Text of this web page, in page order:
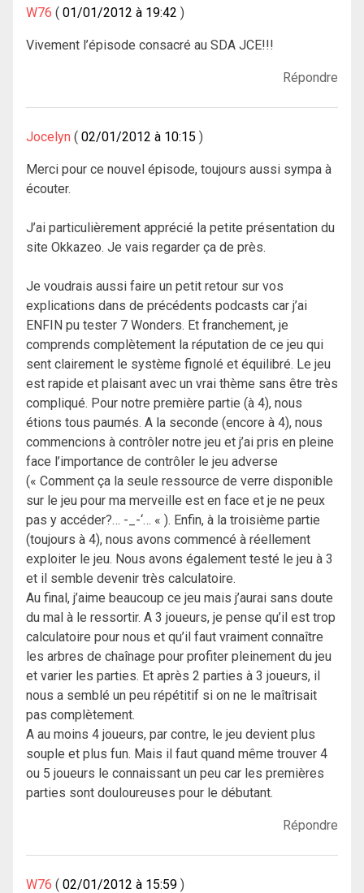
W76 01/01/2012 à 19:42
Vivement l’épisode consacré au SDA JCE!!!
Répondre
Jocelyn 02/01/2012 à 10:15
Merci pour ce nouvel épisode, toujours aussi sympa à
écouter.
J’ai particulièrement apprécié la petite présentation du
site Okkazeo. Je vais regarder ça de près.
Je voudrais aussi faire un petit retour sur vos
explications dans de précédents podcasts car j’ai
ENFIN pu tester 7 Wonders. Et franchement, je
comprends complètement la réputation de ce jeu qui
sent clairement le système fignolé et équilibré. Le jeu
est rapide et plaisant avec un vrai thème sans être très
compliqué. Pour notre première partie (à 4), nous
étions tous paumés. A la seconde (encore à 4), nous
commencions à contrôler notre jeu et j’ai pris en pleine
face l’importance de contrôler le jeu adverse
(« Comment ça la seule ressource de verre disponible
sur le jeu pour ma merveille est en face et je ne peux
pas y accéder?… -_-‘… « ). Enfin, à la troisième partie
(toujours à 4), nous avons commencé à réellement
exploiter le jeu. Nous avons également testé le jeu à 3
et il semble devenir très calculatoire.
Au final, j’aime beaucoup ce jeu mais j’aurai sans doute
du mal à le ressortir. A 3 joueurs, je pense qu’il est trop
calculatoire pour nous et qu’il faut vraiment connaître
les arbres de chaînage pour profiter pleinement du jeu
et varier les parties. Et après 2 parties à 3 joueurs, il
nous a semblé un peu répétitif si on ne le maîtrisait
pas complètement.
A au moins 4 joueurs, par contre, le jeu devient plus
souple et plus fun. Mais il faut quand même trouver 4
ou 5 joueurs le connaissant un peu car les premières
parties sont douloureuses pour le débutant.
Répondre
W76 02/01/2012 à 15:59